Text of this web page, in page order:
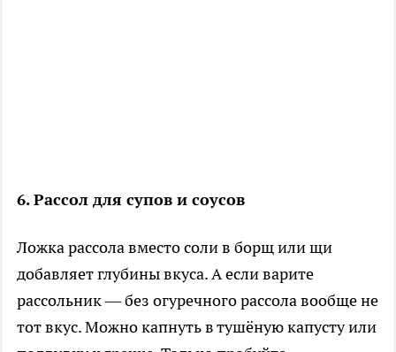
6. Рассол для супов и соусов
Ложка рассола вместо соли в борщ или щи
добавляет глубины вкуса. А если варите
рассольник — без огуречного рассола вообще не
тот вкус. Можно капнуть в тушёную капусту или